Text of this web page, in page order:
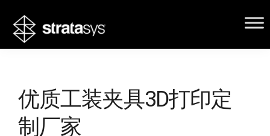
优质工装夹具3D打印定
制厂家